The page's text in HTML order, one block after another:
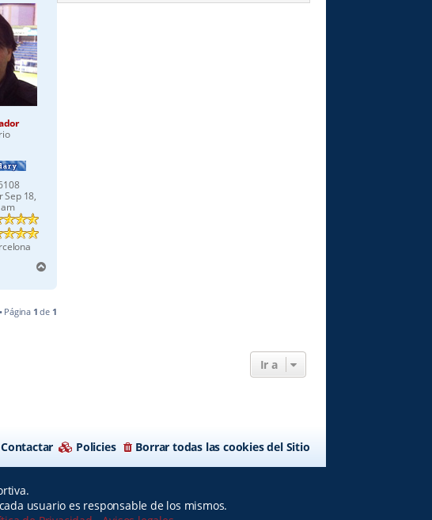
18,
r
Página 1 de 1
Ir a
Borrar todas las cookies del Sitio
Policies
Contactar
usuario es responsable de los mismos.